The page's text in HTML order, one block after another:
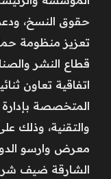
حقوق النسخ،
تعزيز منظومة
قطاع النشر
المتخصصة بإدارة
والتقنية، وذلك
الشارقة ضيف